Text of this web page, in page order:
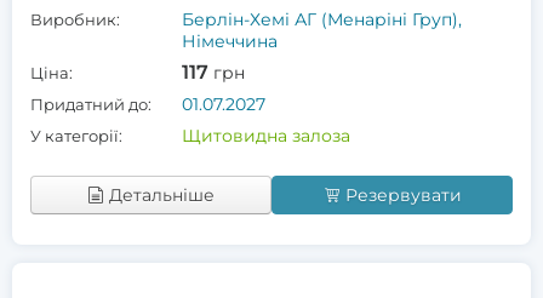
Виробник:
Берлін-Хемі АГ (Менаріні Груп),
Німеччина
Ціна: 117 грн
Придатний до: 01.07.2027
У категорії: Щитовидна залоза
Детальніше Резервувати